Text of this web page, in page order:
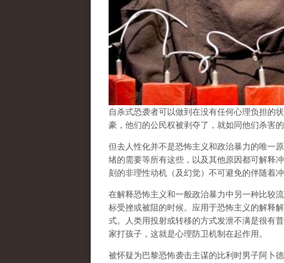
自杀式恐袭者可以做到在没有任何心理负担的
豪，他们的公民权被剥夺了，就如同他们杀害
但去人性化并不是恐怖主义和政治暴力的唯一
绪的需要等所有这些，以及其他原因都可解释
刻的非理性动机（及幻觉）不可避免的伴随着冲
在解释恐怖主义和一般政治暴力中另一种比较
标受挫或被阻的时候。应用于恐怖主义的解释
式。人类用投射或转移的方式发泄不满是很有
家打孩子，这就是心理防卫机制在起作用。
被怀疑为巴黎恐怖袭击主谋的比利时男子阿卜